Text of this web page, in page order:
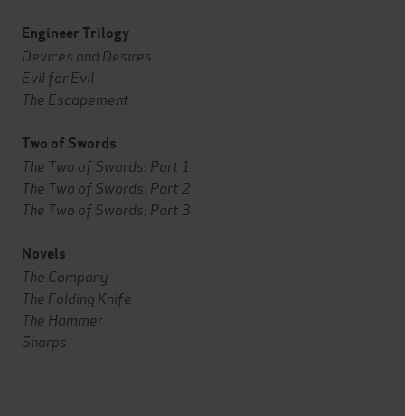
Engineer Trilogy
Devices and Desires
Evil for Evil
The Escapement
Two of Swords
The Two of Swords: Part 1
The Two of Swords: Part 2
The Two of Swords: Part 3
Novels
The Company
The Folding Knife
The Hammer
Sharps